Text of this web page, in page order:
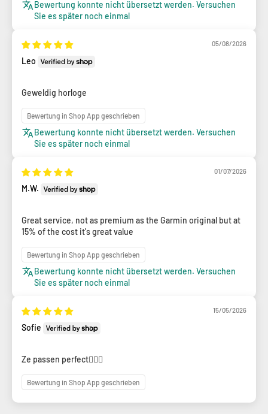
Bewertung konnte nicht übersetzt werden. Versuchen
Sie es später noch einmal
05/08/2026
Leo
Geweldig horloge
Bewertung in Shop App geschrieben
Bewertung konnte nicht übersetzt werden. Versuchen
Sie es später noch einmal
01/07/2026
M.W.
Great service, not as premium as the Garmin original but at
15% of the cost it's great value
Bewertung in Shop App geschrieben
Bewertung konnte nicht übersetzt werden. Versuchen
Sie es später noch einmal
15/05/2026
Sofie
Ze passen perfect👍🏻😀
Bewertung in Shop App geschrieben